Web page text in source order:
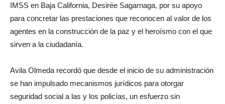
IMSS en Baja California, Desirée Sagarnaga, por su apoyo
para concretar las prestaciones que reconocen al valor de los
agentes en la construcción de la paz y el heroísmo con el que
sirven a la ciudadanía.
Avila Olmeda recordó que desde el inicio de su administración
se han impulsado mecanismos jurídicos para otorgar
seguridad social a las y los policías, un esfuerzo sin